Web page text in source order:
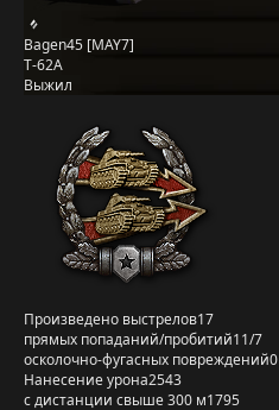
Bagen45 [MAY7]
Т-62А
Выжил
Произведено выстрелов17
прямых попаданий/пробитий11/7
осколочно-фугасных повреждений0
Нанесение урона2543
с дистанции свыше 300 м1795